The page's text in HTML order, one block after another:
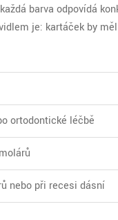
barva odpovídá
je: kartáček by
ortodontické léčbě
nebo při recesi dásní